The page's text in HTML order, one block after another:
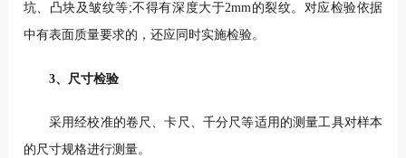
坑、凸块及皱纹等;不得有深度大于2mm的裂纹。对应检验依据
中有表面质量要求的，还应同时实施检验。
3、尺寸检验
采用经校准的卷尺、卡尺、千分尺等适用的测量工具对样本
的尺寸规格进行测量。